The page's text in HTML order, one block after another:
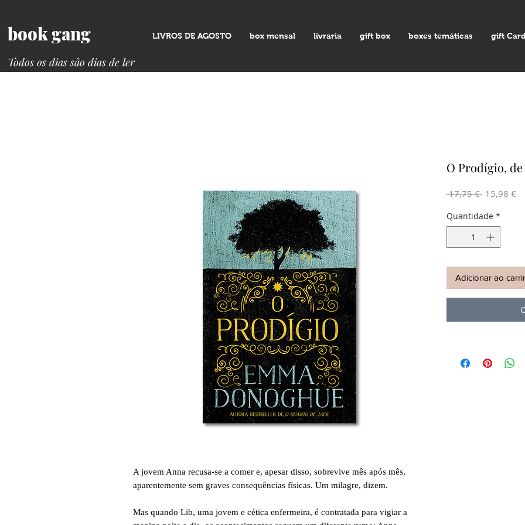
LIVROS DE AGOSTO box mensal livraria gift box boxes temáticas gift
book gang
Todos os dias são dias de ler
A jovem Anna recusa-se a comer e, apesar disso, sobrevive mês após mês,
aparentemente sem graves consequências físicas. Um milagre, dizem.
Mas quando Lib, uma jovem e cética enfermeira, é contratada para vigiar a
O Prodígio,
17,75 € Preço
15,98 €
Quantidade *
Adicionar ao